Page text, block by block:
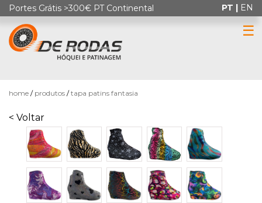
Portes Grátis >300€ PT Continental
HÓQUEI
EM
☰
PT | EN
home produtos tapa patins fantasia
< Voltar